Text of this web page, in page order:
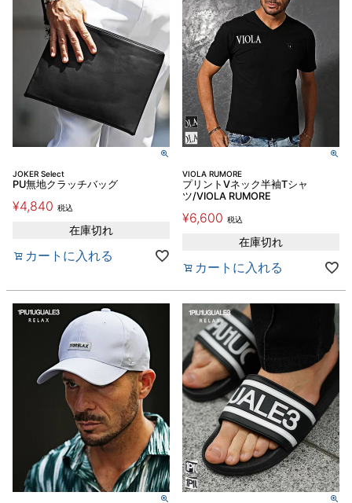
JOKER Select
PU無地クラッチバッグ
¥4,840 税込
在庫切れ
カートに入れる
VIOLA RUMORE
プリントVネック半袖Tシャ
ツ/VIOLA RUMORE
¥6,600 税込
在庫切れ
カートに入れる